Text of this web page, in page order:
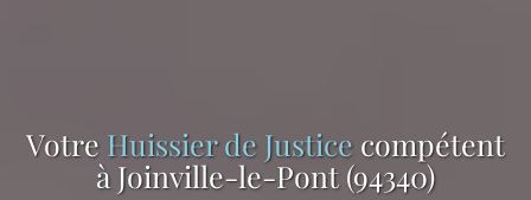
Votre Huissier de Justice compétent
à Joinville-le-Pont (94340)